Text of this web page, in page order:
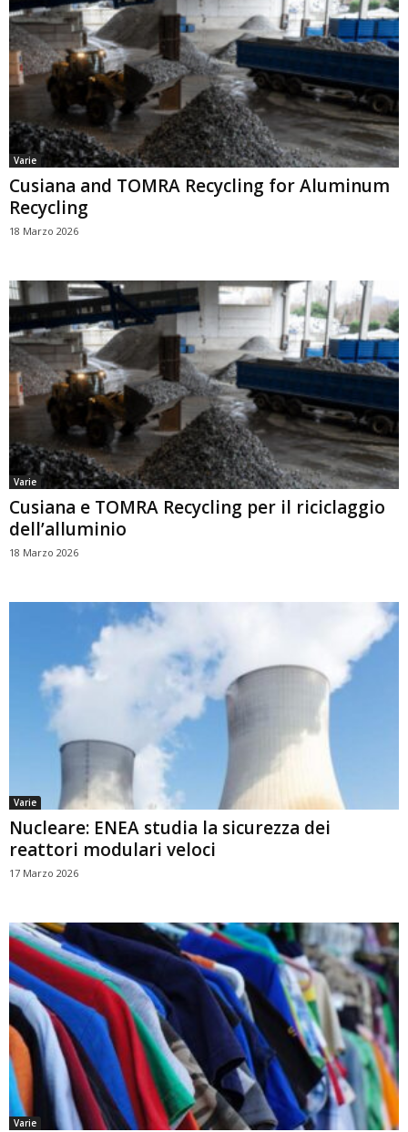
Varie
Cusiana and TOMRA Recycling for Aluminum
Recycling
18 Marzo 2026
Varie
Cusiana e TOMRA Recycling per il riciclaggio
dell’alluminio
18 Marzo 2026
Varie
Nucleare: ENEA studia la sicurezza dei
reattori modulari veloci
17 Marzo 2026
Varie